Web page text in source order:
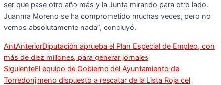
ser que pase otro año más y la Junta mirando para otro lado.
Juanma Moreno se ha comprometido muchas veces, pero no
vemos absolutamente nada”, concluyó.
AntAnteriorDiputación aprueba el Plan Especial de Empleo, con
más de diez millones, para generar jornales
SiguienteEl equipo de Gobierno del Ayuntamiento de
Torredonjimeno dispuesto a rescatar de la Lista Roja del